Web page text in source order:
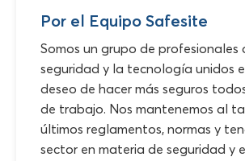
Por el Equipo Safesite
Somos un grupo de profesionales
seguridad y la tecnología unidos
deseo de hacer más seguros
de trabajo. Nos mantenemos al
últimos reglamentos, normas y
sector en materia de seguridad y